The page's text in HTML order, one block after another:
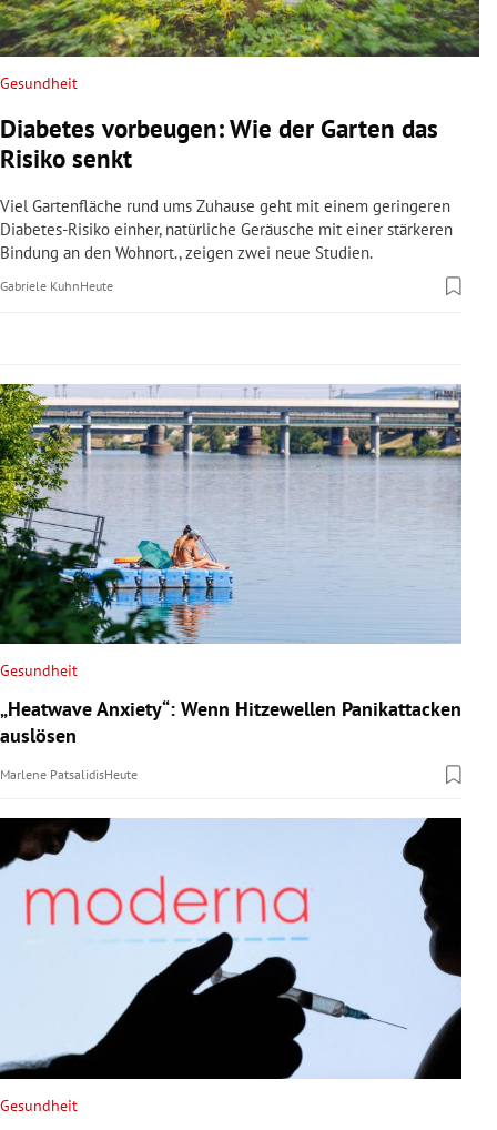
Untermenü
Untermenü
Untermenü
Untermenü
Untermenü
Untermenü
Untermenü
Gesundheit
Diabetes vorbeugen: Wie der Garten das
Risiko senkt
Viel Gartenfläche rund ums Zuhause geht mit einem geringeren
Diabetes-Risiko einher, natürliche Geräusche mit einer stärkeren
Bindung an den Wohnort., zeigen zwei neue Studien.
Gabriele KuhnHeute
Gesundheit
„Heatwave Anxiety“: Wenn Hitzewellen Panikattacken
auslösen
Marlene PatsalidisHeute
Gesundheit